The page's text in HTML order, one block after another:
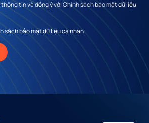
thông tin và đồng ý với Chính sách bảo mật dữ liệu
sách bảo mật dữ liệu cá nhân